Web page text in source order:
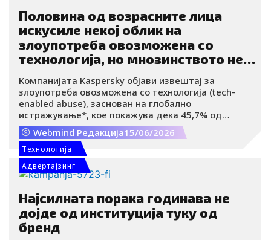
Половина од возрасните лица
искусиле некој облик на
злоупотреба овозможена со
технологија, но мнозинството не
го препознава тоа
Компанијата Kaspersky објави извештај за
злоупотреба овозможена со технологија (tech-
enabled abuse), заснован на глобално
истражување*, кое покажува дека 45,7% од
испитаниците доживеале најмалку еден облик на
таква злоупотреба во текот на претходните 12
месеци. Сепак, само 32% од луѓето точно го
разбираат значењето на овој поим. Извештајот
исто така содржи анализа на понудата за услуги
на следење (уходење) на дарк веб, како и клучни
увиди во развојот на заканите поврзани со
stalkerware софтверот, кој во периодот 2024–2025
година погодил повеќе од 34.000 корисници.
Webmind Редакција15/06/2026
Tехнологија
Адвертајзинг
Најсилната порака годинава не
дојде од институција туку од
бренд